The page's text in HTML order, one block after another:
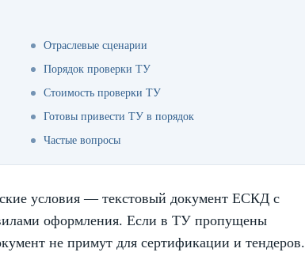
Отраслевые сценарии
Порядок проверки ТУ
Стоимость проверки ТУ
Готовы привести ТУ в порядок
Частые вопросы
условия — текстовый документ ЕСКД с
оформления. Если в ТУ пропущены
не примут для сертификации и тендеров.